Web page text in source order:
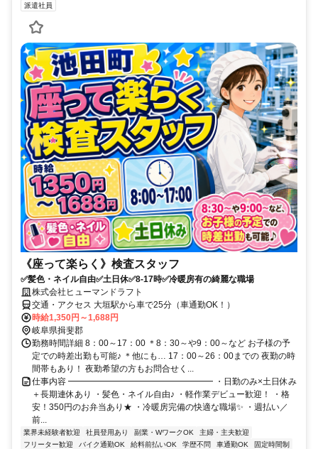
派遣社員
《座って楽らく》検査スタッフ
✅髪色・ネイル自由✅土日休✅8-17時✅冷暖房有の綺麗な職場
株式会社ヒューマンドラフト
交通・アクセス 大垣駅から車で25分（車通勤OK！）
時給1,350円～1,688円
岐阜県揖斐郡
勤務時間詳細 8：00～17：00 ＊8：30～や9：00～など お子様の予
定での時差出勤も可能♪ ＊他にも… 17：00～26：00までの 夜勤の時
間帯もあり！ 夜勤希望の方もお問合せく...
仕事内容 ━━━━━━━━━━━━━━━━━ ・日勤のみ×土日休み
＋長期連休あり ・髪色・ネイル自由♪ ・軽作業デビュー歓迎！ ・格
安！350円のお弁当あり★ ・冷暖房完備の快適な職場✨ ・週払い／
前...
業界未経験者歓迎 社員登用あり 副業・WワークOK
主婦・主夫歓迎
フリーター歓迎
バイク通勤OK 給料前払いOK 学歴不問 車通勤OK
固定時間制